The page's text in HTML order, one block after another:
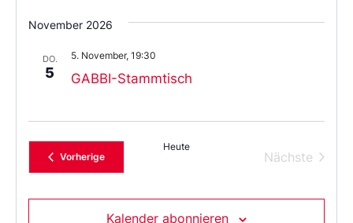
November 2026
DO.
5 GABBI-Stammtisch
5. November, 19:30
VorherigeVeranstaltungen
Heute
Nächste
Kalender abonnieren